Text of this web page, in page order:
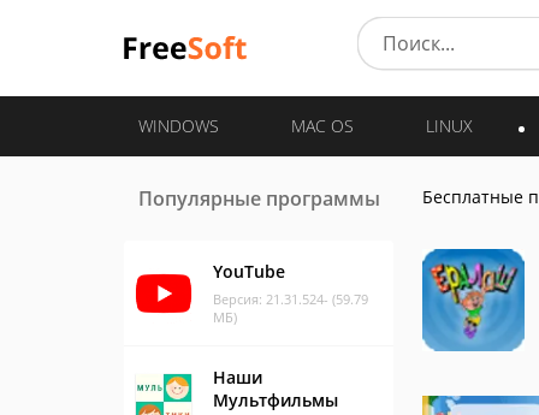
WINDOWS MAC OS LINUX
Популярные программы
YouTube
Версия: 21.31.524- (59.79
МБ)
Наши
Мультфильмы
Бесплатные